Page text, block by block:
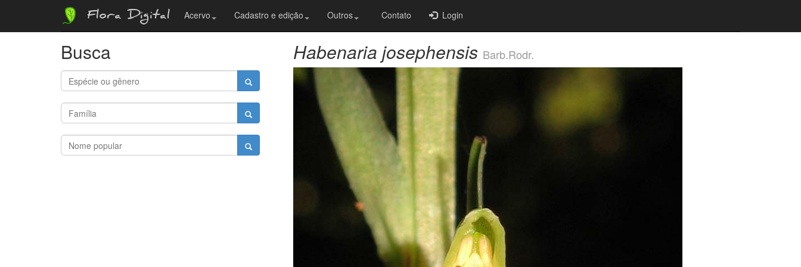
Flora Digital Acervo Cadastro e edição Outros Contato Login
Busca Habenaria josephensis Barb.Rodr.